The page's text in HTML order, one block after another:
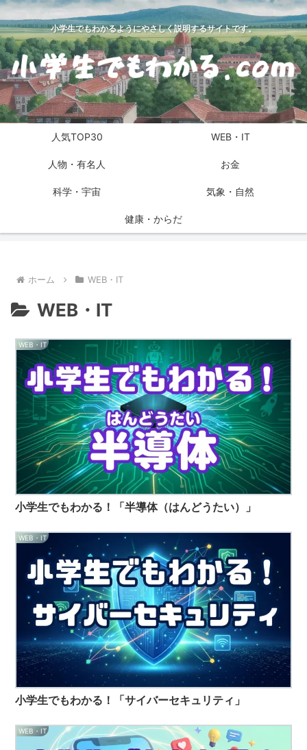
小学生でもわかるようにやさしく説明するサイトです。
人気TOP30 WEB・IT
人物・有名人 お金
科学・宇宙 気象・自然
健康・からだ
ホーム WEB・IT
WEB・IT
WEB・IT
小学生でもわかる！「半導体（はんどうたい）」
WEB・IT
小学生でもわかる！「サイバーセキュリティ」
WEB・IT